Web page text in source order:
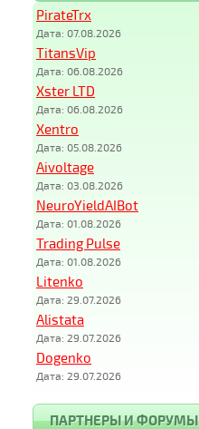
PirateTrx
Дата: 07.08.2026
TitansVip
Дата: 06.08.2026
Xster LTD
Дата: 06.08.2026
Xentro
Дата: 05.08.2026
Aivoltage
Дата: 03.08.2026
NeuroYieldAIBot
Дата: 01.08.2026
Trading Pulse
Дата: 01.08.2026
Litenko
Дата: 29.07.2026
Alistata
Дата: 29.07.2026
Dogenko
Дата: 29.07.2026
ПАРТНЕРЫ И ФОРУМЫ